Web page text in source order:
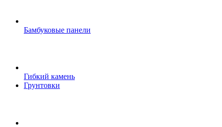
Бамбуковые панели
Гибкий камень
Грунтовки